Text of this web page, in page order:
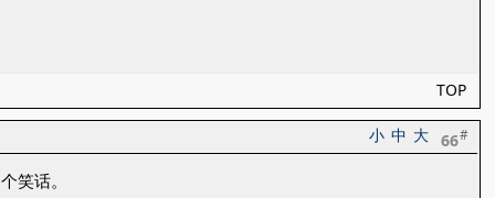
TOP
66#
大
中
小
笑话。